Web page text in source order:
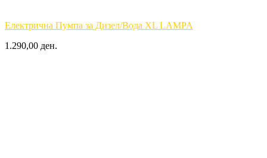
Електрична Пумпа за Дизел/Вода XL LAMPA
1.290,00 ден.